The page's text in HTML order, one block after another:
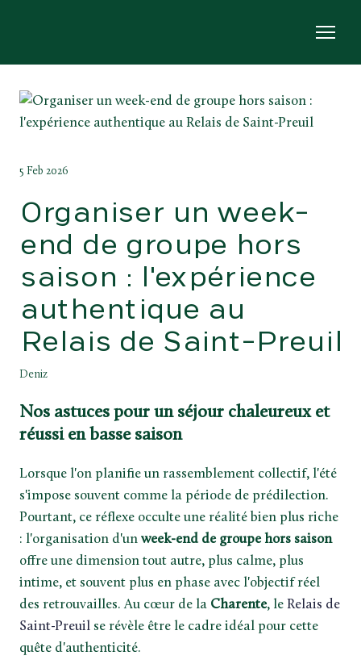
5 Feb 2026
Organiser un week-
end de groupe hors
saison : l'expérience
authentique au
Relais de Saint-Preuil
Deniz
Nos astuces pour un séjour chaleureux et
réussi en basse saison
Lorsque l'on planifie un rassemblement collectif, l'été
s'impose souvent comme la période de prédilection.
Pourtant, ce réflexe occulte une réalité bien plus riche
: l'organisation d'un week-end de groupe hors saison
offre une dimension tout autre, plus calme, plus
intime, et souvent plus en phase avec l'objectif réel
des retrouvailles. Au cœur de la Charente, le Relais de
Saint-Preuil se révèle être le cadre idéal pour cette
quête d'authenticité.